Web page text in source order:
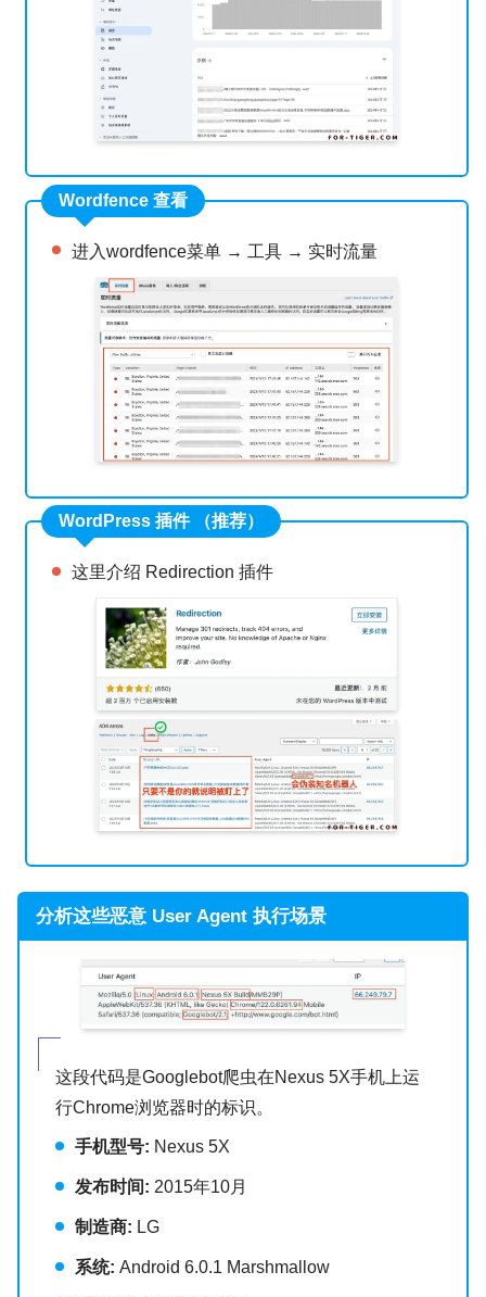
Wordfence 查看
进入wordfence菜单 → 工具 → 实时流量
WordPress 插件 （推荐）
这里介绍 Redirection 插件
分析这些恶意 User Agent 执行场景
这段代码是Googlebot爬虫在Nexus 5X手机上运
行Chrome浏览器时的标识。
手机型号: Nexus 5X
发布时间: 2015年10月
制造商: LG
系统: Android 6.0.1 Marshmallow